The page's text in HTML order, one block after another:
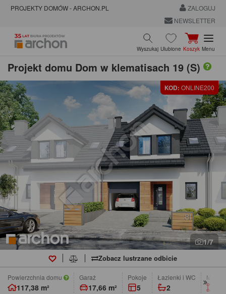
PROJEKTY DOMÓW - ARCHON.PL
ZALOGUJ
NEWSLETTER
Wyszukaj Ulubione Koszyk Menu
Projekt domu Dom w klematisach 19 (S)
KOD: ONLINE200
1/7
Zobacz lustrzane odbicie
Powierzchnia domu
117,38 m²
Garaż
17,66 m²
pokoje
5
łazienki i WC
2
Min.